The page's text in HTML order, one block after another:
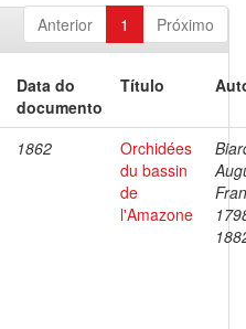
Anterior 1 Próximo
Data do
documento
Título
1862
Orchidées
du bassin
de
l'Amazone